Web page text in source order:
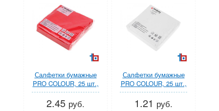
Салфетки бумажные
PRO COLOUR, 25 шт.,
красные, PERFECTO
LINEA
2.45 руб.
Салфетки бумажные
PRO COLOUR, 25 шт.,
белые, PERFECTO
LINEA
1.21 руб.